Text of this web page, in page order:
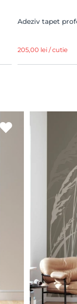
Adeziv tapet
205,00 lei / cutie